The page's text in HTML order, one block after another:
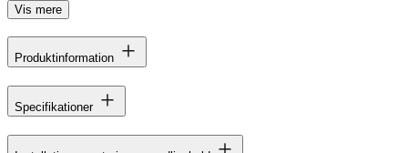
Vis mere
Produktinformation
Specifikationer